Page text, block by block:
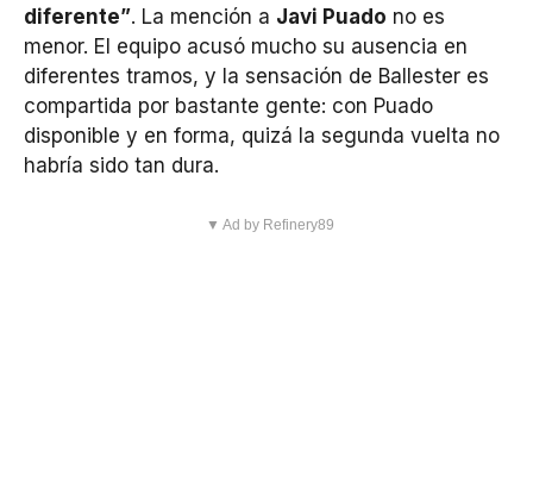
diferente”. La mención a Javi Puado no es
menor. El equipo acusó mucho su ausencia en
diferentes tramos, y la sensación de Ballester es
compartida por bastante gente: con Puado
disponible y en forma, quizá la segunda vuelta no
habría sido tan dura.
▼ Ad by Refinery89